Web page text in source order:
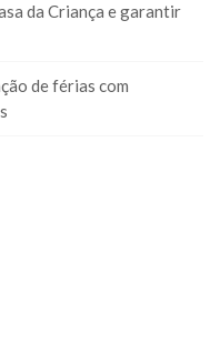
da Criança e garantir
de férias com